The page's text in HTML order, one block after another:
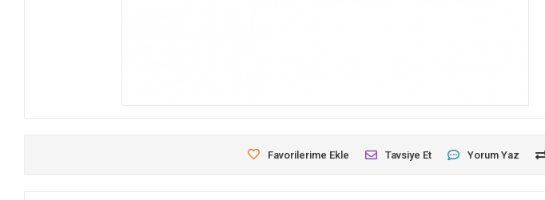
Favorilerime Ekle Tavsiye Et Yorum Yaz